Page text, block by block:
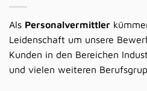
Als Personalvermittler
Leidenschaft um unsere
Kunden in den Bereichen
und vielen weiteren